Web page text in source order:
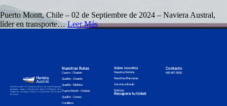
Puerto Montt, Chile – 02 de Septiembre de 2024 – Naviera Austral,
líder en transporte…Leer Más
Naviera Austral S.A. brinda un servicio de conectividad para
pasajeros, carga y vehículos que abarca la Patagonia de la
Región de Los Lagos, Chiloé y el Litoral Norte de la Región
de Aysén.
Nuestras Rutas
Castro - Chaitén
Quellón - Chaitén
Quellón - Melinka
Puerto Montt - Chaitén
Quellón - Cisnes
Cordillera
Sobre nosotros
Nuestra Historia
Nuestras Barcazas
Servicio a Bordo
Noticias
Recupera tu ticket
Contacto
600 401 9000